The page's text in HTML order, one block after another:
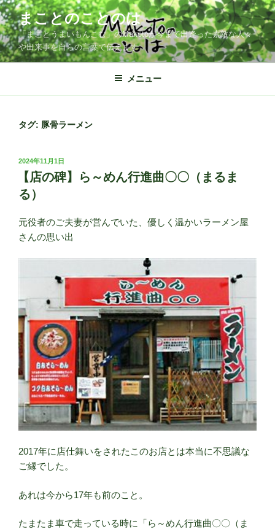
コ
ン
テ
ン
ツ
ス
まことのことのは
「まことうまいもんこむ」のMakotoが今まで出逢った素敵な人々
や出来事を自らの言葉で伝えます
メニュー
タグ: 豚骨ラーメン
投
日:
2024年11月1日
【店の碑】ら～めん行進曲〇〇（まるま
る）
元役者のご夫妻が営んでいた、優しく温かいラーメン屋
さんの思い出
2017年に店仕舞いをされたこのお店とは本当に不思議な
ご縁でした。
あれは今から17年も前のこと。
たまたま車で走っている時に「ら～めん行進曲〇〇（ま